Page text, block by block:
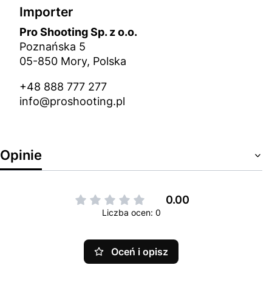
Importer
Pro Shooting Sp. z o.o.
Poznańska 5
05-850 Mory, Polska
+48 888 777 277
info@proshooting.pl
Opinie
0.00
Liczba ocen: 0
Oceń i opisz